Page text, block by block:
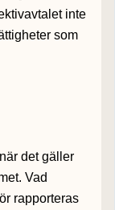
inte
som
det gäller
Vad
rapporteras